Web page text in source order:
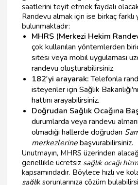
saatlerini teyit etmek faydalı
Randevu almak için ise birkaç
bulunmaktadır:
MHRS (Merkezi Hekim
çok kullanılan yöntemlerden
sitesi veya mobil uygulaması
randevu oluşturabilirsiniz.
182'yi arayarak:Telefonla
isteyenler için Sağlık
hattını arayabilirsiniz.
Doğrudan Sağlık Ocağına
durumlarda veya randevu
olmadığı hallerde doğrudan
merkezlerinebaşvurabilirsiniz.
Unutmayın, MHRS üzerinden
genellikle ücretsiz sağlık ocağı
kapsamındadır. Böylece hızlı ve
sağlık sorunlarınıza çözüm